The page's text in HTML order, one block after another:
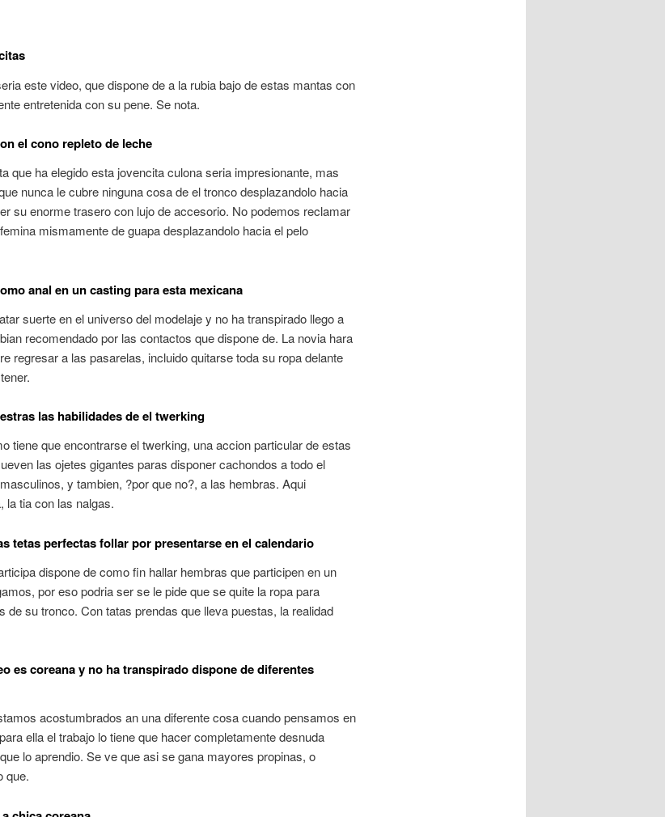
este video, que dispone de a la rubia bajo de estas mantas con
entretenida con su pene. Se nota.
el cono repleto de leche
que ha elegido esta jovencita culona seri­a impresionante, mas
nunca le cubre ninguna cosa de el tronco desplazandolo hacia
su enorme trasero con lujo de accesorio. No podemos reclamar
mismamente de guapa desplazandolo hacia el pelo
anal en un casting para esta mexicana
suerte en el universo del modelaje y no ha transpirado llego a
recomendado por las contactos que dispone de. La novia hara
regresar a las pasarelas, incluido quitarse toda su ropa delante
las habilidades de el twerking
tiene que encontrarse el twerking, una accion particular de estas
las ojetes gigantes paras disponer cachondos a todo el
y tambien, ?por que no?, a las hembras. Aqui
la tia con las nalgas.
tetas perfectas follar por presentarse en el calendario
dispone de como fin hallar hembras que participen en un
por eso podri­a ser se le pide que se quite la ropa para
de su tronco. Con tatas prendas que lleva puestas, la realidad
es coreana y no ha transpirado dispone de diferentes
acostumbrados an una diferente cosa cuando pensamos en
ella el trabajo lo tiene que hacer completamente desnuda
lo aprendio. Se ve que asi se gana mayores propinas, o
que.